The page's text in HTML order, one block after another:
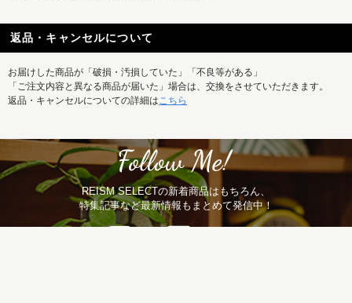
返品・キャンセルについて
お届けした商品が「破損・汚損していた」「不良等がある」
「ご注文内容と異なる商品が届いた」場合は、交換をさせていただきます。
返品・キャンセルについての詳細はこちら
REISM SELECTの新着商品はもちろん、
特集記事など最新情報もまとめて発信中！